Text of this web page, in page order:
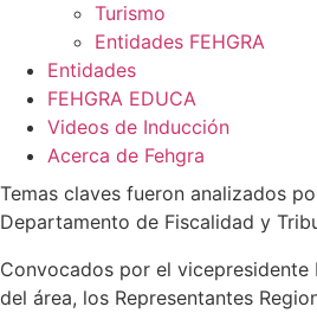
Turismo
Entidades FEHGRA
Entidades
FEHGRA EDUCA
Videos de Inducción
Acerca de Fehgra
Temas claves fueron analizados
Departamento de Fiscalidad y
Convocados por el vicepresidente
del área, los Representantes